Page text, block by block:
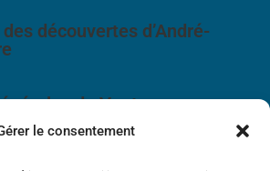
le consentement
découvertes d’André-
de Vente